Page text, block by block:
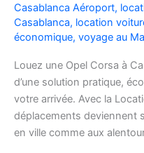
Casablanca Aéroport,
Casablanca, location
économique, voyage au
Louez une Opel Corsa à
d’une solution pratique,
votre arrivée. Avec la
déplacements deviennent
en ville comme aux